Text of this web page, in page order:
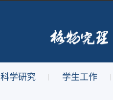
科学研究 | 学生工作 |